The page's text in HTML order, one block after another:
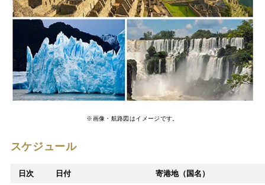
※画像・航路図はイメージです。
スケジュール
日次 日付 寄港地（国名）